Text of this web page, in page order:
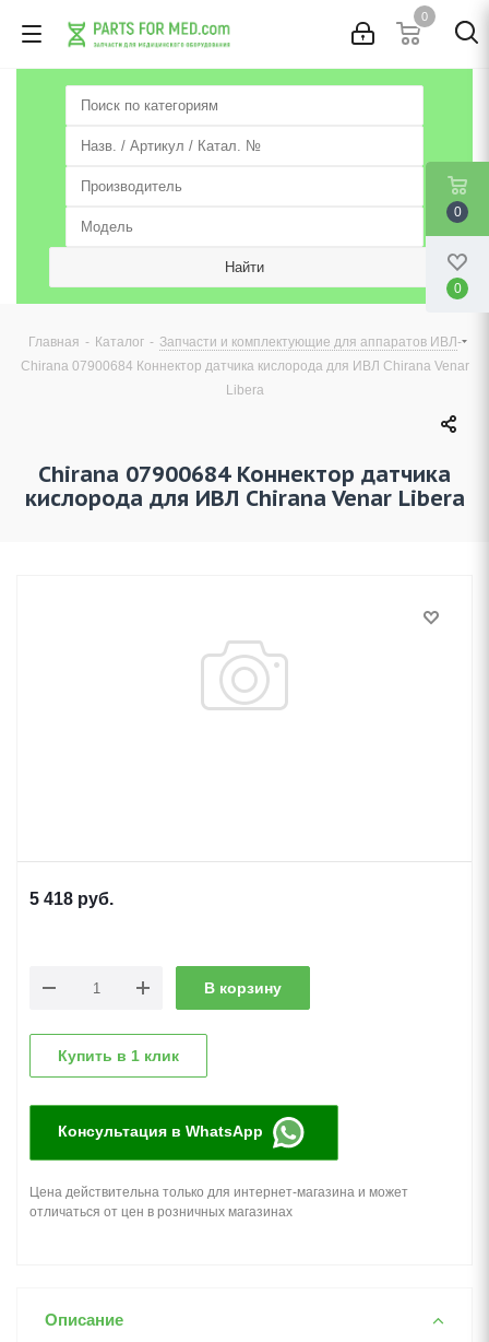
0
Главная - Каталог - Запчасти и комплектующие для аппаратов ИВЛ-
Chirana 07900684 Коннектор датчика кислорода для ИВЛ Chirana Venar
Libera
Chirana 07900684 Коннектор датчика
кислорода для ИВЛ Chirana Venar Libera
5 418 руб.
В корзину
Купить в 1 клик
Консультация в WhatsApp
Цена действительна только для интернет-магазина и может
отличаться от цен в розничных магазинах
Описание
0
0